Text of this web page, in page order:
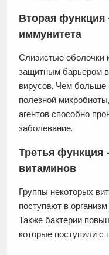
Вторая функция
иммунитета
Слизистые оболочки
защитным барьером
вирусов. Чем больше
полезной
агентов способно
заболевание.
Третья функция
витаминов
Группы некоторых
поступают в
Также бактерии
которые поступили с